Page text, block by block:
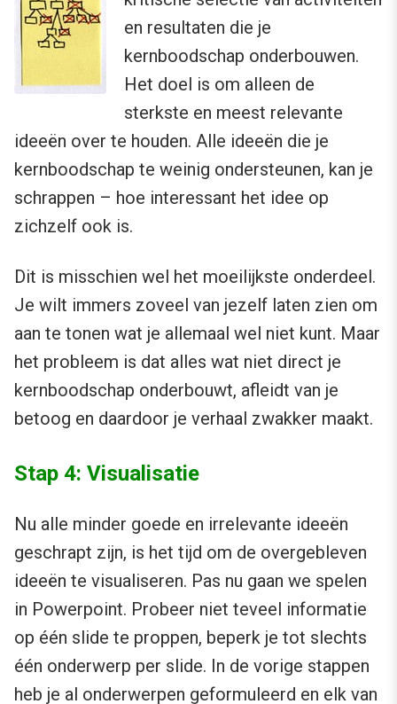
en resultaten die je
kernboodschap onderbouwen.
Het doel is om alleen de
sterkste en meest relevante
ideeën over te houden. Alle ideeën die je
kernboodschap te weinig ondersteunen, kan je
schrappen – hoe interessant het idee op
zichzelf ook is.
Dit is misschien wel het moeilijkste onderdeel.
Je wilt immers zoveel van jezelf laten zien om
aan te tonen wat je allemaal wel niet kunt. Maar
het probleem is dat alles wat niet direct je
kernboodschap onderbouwt, afleidt van je
betoog en daardoor je verhaal zwakker maakt.
Stap 4: Visualisatie
Nu alle minder goede en irrelevante ideeën
geschrapt zijn, is het tijd om de overgebleven
ideeën te visualiseren. Pas nu gaan we spelen
in Powerpoint. Probeer niet teveel informatie
op één slide te proppen, beperk je tot slechts
één onderwerp per slide. In de vorige stappen
heb je al onderwerpen geformuleerd en elk van